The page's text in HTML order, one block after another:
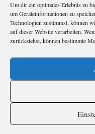
Um dir ein optimales Erlebnis zu
um Geräteinformationen zu
Technologien zustimmst, können
auf dieser Website verarbeiten.
zurückziehst, können bestimmte
a
t
i
o
SEP.
5
10:00-18:00
Herbstcamp
OKT.
31
17:00-21:00
Halloween
28